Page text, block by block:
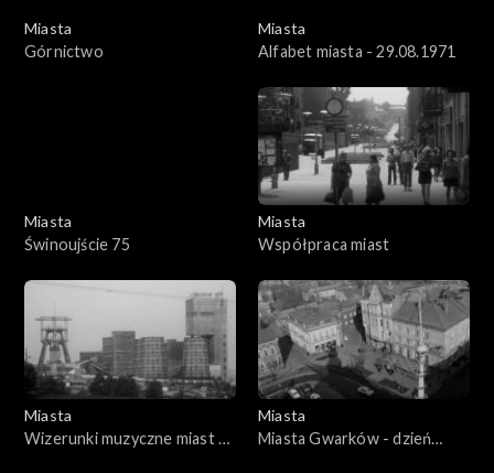
Miasta
Górnictwo
Miasta
Alfabet miasta - 29.08.1971
Miasta
Świnoujście 75
Miasta
Współpraca miast
Miasta
Wizerunki muzyczne miast -
Miasta
Miasta Gwarków - dzień